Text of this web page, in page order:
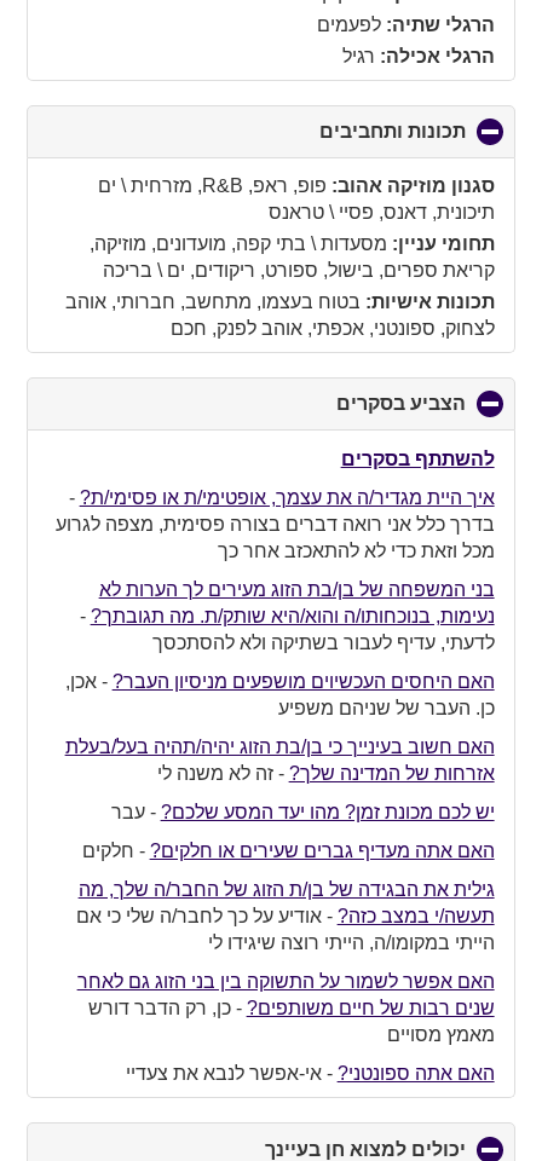
הרגלי שתיה: לפעמים
הרגלי אכילה: רגיל
תכונות ותחביבים
to
collapse
contents
סגנון מוזיקה אהוב:
פופ, ראפ, R&B, מזרחית \ ים
תיכונית, דאנס, פסיי \ טראנס
תחומי עניין: מסעדות \ בתי קפה, מועדונים, מוזיקה,
קריאת ספרים, בישול, ספורט, ריקודים, ים \ בריכה
תכונות אישיות: בטוח בעצמו, מתחשב, חברותי, אוהב
לצחוק, ספונטני, אכפתי, אוהב לפנק, חכם
הצביע בסקרים
to
להשתתף בסקרים
איך היית מגדיר/ה את עצמך, אופטימי/ת או פסימי/ת? -
בדרך כלל אני רואה דברים בצורה פסימית, מצפה לגרוע
מכל וזאת כדי לא להתאכזב אחר כך
בני המשפחה של בן/בת הזוג מעירים לך הערות לא
נעימות, בנוכחותו/ה והוא/היא שותק/ת. מה תגובתך? -
לדעתי, עדיף לעבור בשתיקה ולא להסתכסך
האם היחסים העכשיוים מושפעים מניסיון העבר? -אכן,
כן. העבר של שניהם משפיע
האם חשוב בעינייך כי בן/בת הזוג יהיה/תהיה בעל/בעלת
אזרחות של המדינה שלך? -זה לא משנה לי
יש לכם מכונת זמן? מהו יעד המסע שלכם? -עבר
האם אתה מעדיף גברים שעירים או חלקים? - חלקים
גילית את הבגידה של בן/ת הזוג של החבר/ה שלך, מה
תעשה/י במצב כזה? -אודיע על כך לחבר/ה שלי כי אם
הייתי במקומו/ה, הייתי רוצה שיגידו לי
האם אפשר לשמור על התשוקה בין בני הזוג גם לאחר
שנים רבות של חיים משותפים? -כן, רק הדבר דורש
מאמץ מסויים
האם אתה ספונטני? -אי-אפשר לנבא את צעדיי
יכולים למצוא חן בעיינך